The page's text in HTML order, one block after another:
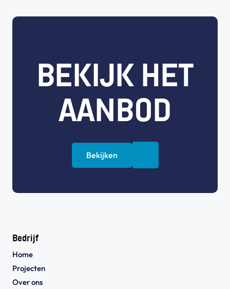
BEKIJK HET
AANBOD
Bekijken
Bedrijf
Home
Projecten
Over ons